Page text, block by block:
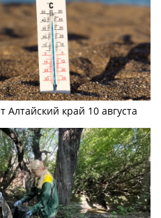
Алтайский край 10 августа